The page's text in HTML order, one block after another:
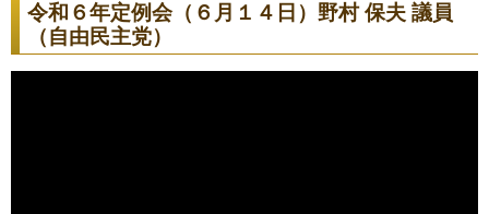
令和６年定例会（６月１４日）野村 保夫 議員
（自由民主党）